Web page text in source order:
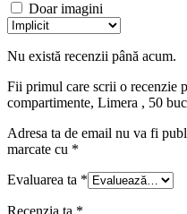
Doar imagini
Nu există recenzii până acum.
Fii primul care scrii o recenzie
compartimente, Limera , 50
Adresa ta de email nu va fi
marcate cu *
Evaluarea ta *